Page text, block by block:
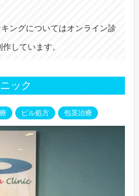
ングについてはオンライン診
しています。
ック
ピル処方 包茎治療